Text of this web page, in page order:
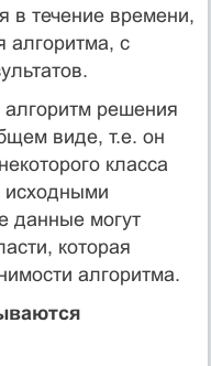
в течение времени,
алгоритма, с
алгоpитм pешения
виде, т.е. он
класса
данные могут
котоpая
алгоpитма.